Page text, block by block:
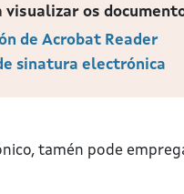
visualizar os
de Acrobat Reader
sinatura electrónica
tamén pode